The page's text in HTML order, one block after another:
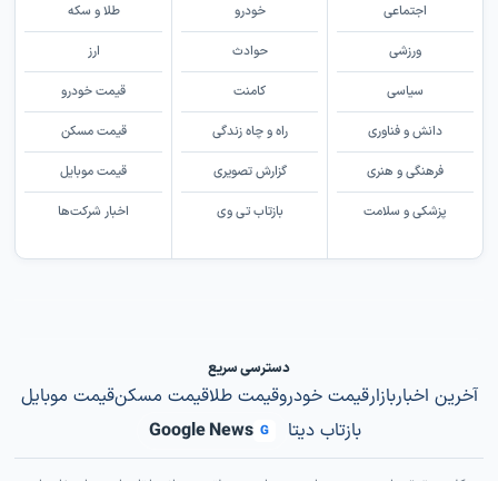
اجتماعی
ورزشی
سیاسی
دانش و فناوری
فرهنگی و هنری
پزشکی و سلامت
خودرو
حوادث
کامنت
راه و چاه زندگی
گزارش تصویری
بازتاب تی وی
طلا و سکه
ارز
قیمت خودرو
قیمت مسکن
قیمت موبایل
اخبار شرکت‌ها
دسترسی سریع
آخرین اخباربازارقیمت خودروقیمت طلاقیمت مسکنقیمت موبایل
بازتاب دیتا
G
Google News